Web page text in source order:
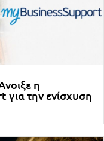
η
την ενίσχυση